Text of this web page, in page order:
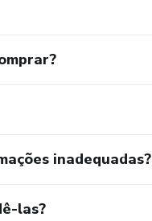
inadequadas?
las?